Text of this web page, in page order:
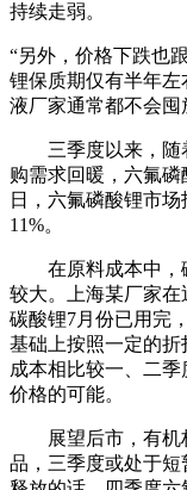
持续走弱。
“另外，价格下跌也
锂保质期仅有半年
液厂家通常都不会囤
三季度以来，随
购需求回暖，六氟
日，六氟磷酸锂市
11%。
在原料成本中，
较大。上海某厂家
碳酸锂7月份已用完
基础上按照一定的
成本相比较一、二
价格的可能。
展望后市， 有机
品，三季度或处于